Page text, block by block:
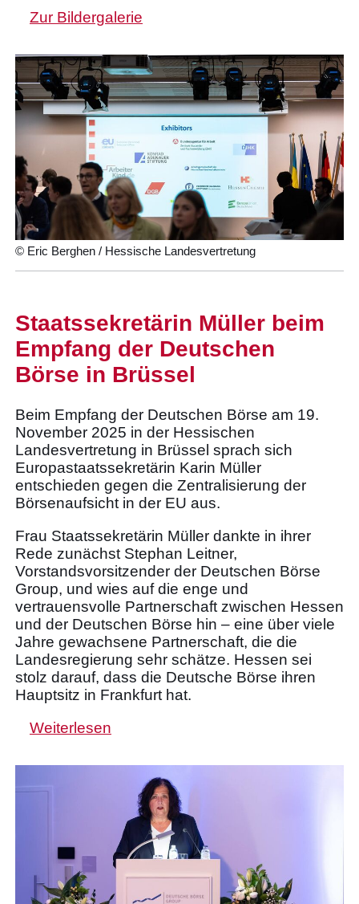
Zur Bildergalerie
© Eric Berghen / Hessische Landesvertretung
Staatssekretärin Müller beim
Empfang der Deutschen
Börse in Brüssel
Beim Empfang der Deutschen Börse am 19.
November 2025 in der Hessischen
Landesvertretung in Brüssel sprach sich
Europastaatssekretärin Karin Müller
entschieden gegen die Zentralisierung der
Börsenaufsicht in der EU aus.
Frau Staatssekretärin Müller dankte in ihrer
Rede zunächst Stephan Leitner,
Vorstandsvorsitzender der Deutschen Börse
Group, und wies auf die enge und
vertrauensvolle Partnerschaft zwischen Hessen
und der Deutschen Börse hin – eine über viele
Jahre gewachsene Partnerschaft, die die
Landesregierung sehr schätze. Hessen sei
stolz darauf, dass die Deutsche Börse ihren
Hauptsitz in Frankfurt hat.
Weiterlesen